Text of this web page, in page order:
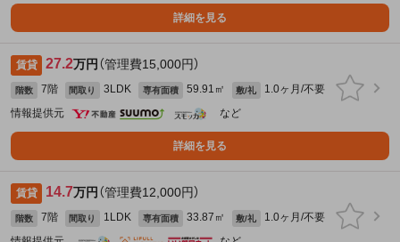
詳細を見る
賃貸 27.2万円 （管理費15,000円）
階数 7階 間取り 3LDK 専有面積 59.91㎡ 敷/礼
1.0ヶ月/不要
情報提供元
など
詳細を見る
賃貸 14.7万円 （管理費12,000円）
階数 7階 間取り 1LDK 専有面積 33.87㎡ 敷/礼
1.0ヶ月/不要